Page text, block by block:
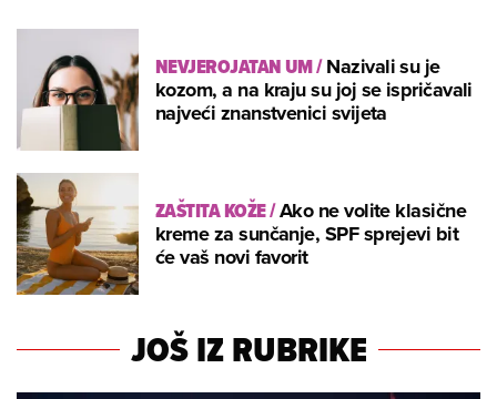
NEVJEROJATAN UM/Nazivali su je
kozom, a na kraju su joj se ispričavali
najveći znanstvenici svijeta
ZAŠTITA KOŽE/Ako ne volite klasične
kreme za sunčanje, SPF sprejevi bit
će vaš novi favorit
JOŠ IZ RUBRIKE